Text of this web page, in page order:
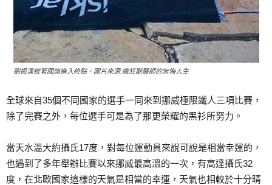
劉振漢披著國旗進入終點，圖片來源:瘋狂獸醫師的無悔人生
全球來自35個不同國家的選手一同來到挪威極限鐵人三項比賽，
除了完賽之外，每位選手可是為了那更榮耀的黑衫所努力。
當天水溫大約攝氏17度，對每位運動員來說可說是相當幸運的，
也遇到了多年舉辦比賽以來挪威最高溫的一次，有高達攝氏32
度，在北歐國家這樣的天氣是相當的幸運，天氣也相較於十分晴